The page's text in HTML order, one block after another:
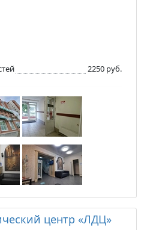
2250 руб.
центр «ЛДЦ»